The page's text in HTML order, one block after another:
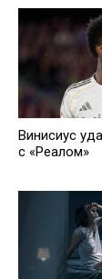
Винисиус
с «Реалом»